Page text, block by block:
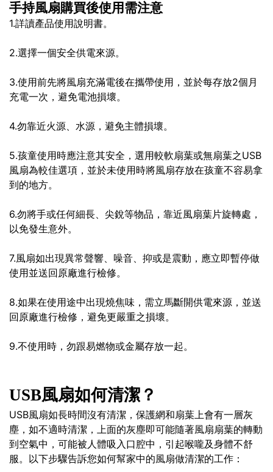
手持風扇購買後使用需注意
1.詳讀產品使用說明書。
2.選擇一個安全供電來源。
3.使用前先將風扇充滿電後在攜帶使用，並於每存放2個月
充電一次，避免電池損壞。
4.勿靠近火源、水源，避免主體損壞。
5.孩童使用時應注意其安全，選用較軟扇葉或無扇葉之USB
風扇為較佳選項，並於未使用時將風扇存放在孩童不容易拿
到的地方。
6.勿將手或任何細長、尖銳等物品，靠近風扇葉片旋轉處，
以免發生意外。
7.風扇如出現異常聲響、噪音、抑或是震動，應立即暫停做
使用並送回原廠進行檢修。
8.如果在使用途中出現燒焦味，需立馬斷開供電來源，並送
回原廠進行檢修，避免更嚴重之損壞。
9.不使用時，勿跟易燃物或金屬存放一起。
USB風扇如何清潔？
USB風扇如長時間沒有清潔，保護網和扇葉上會有一層灰
塵，如不適時清潔，上面的灰塵即可能隨著風扇扇葉的轉動
到空氣中，可能被人體吸入口腔中，引起喉嚨及身體不舒
服。以下步驟告訴您如何幫家中的風扇做清潔的工作：